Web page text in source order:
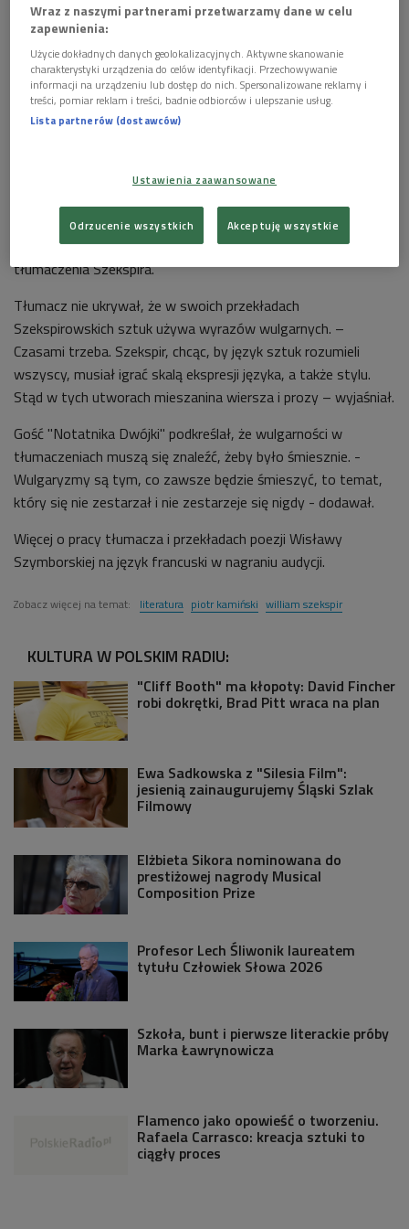
tłumaczenie literatury angielskiej i francuskiej na język polski.
W rozmowie z Barbarą Schabowską opowiadał o sztuce
tłumaczenia Szekspira.
Tłumacz nie ukrywał, że w swoich przekładach
Szekspirowskich sztuk używa wyrazów wulgarnych. –
Czasami trzeba. Szekspir, chcąc, by język sztuk rozumieli
wszyscy, musiał igrać skalą ekspresji języka, a także stylu.
Stąd w tych utworach mieszanina wiersza i prozy – wyjaśniał.
Gość "Notatnika Dwójki" podkreślał, że wulgarności w
tłumaczeniach muszą się znaleźć, żeby było śmiesznie. -
Wulgaryzmy są tym, co zawsze będzie śmieszyć, to temat,
który się nie zestarzał i nie zestarzeje się nigdy - dodawał.
Więcej o pracy tłumacza i przekładach poezji Wisławy
Szymborskiej na język francuski w nagraniu audycji.
Zobacz więcej na temat: literatura piotr kamiński william szekspir
KULTURA W POLSKIM RADIU:
"Cliff Booth" ma kłopoty: David Fincher
robi dokrętki, Brad Pitt wraca na plan
Ewa Sadkowska z "Silesia Film":
jesienią zainaugurujemy Śląski Szlak
Filmowy
Elżbieta Sikora nominowana do
prestiżowej nagrody Musical
Composition Prize
Profesor Lech Śliwonik laureatem
tytułu Człowiek Słowa 2026
Szkoła, bunt i pierwsze literackie próby
Marka Ławrynowicza
Flamenco jako opowieść o tworzeniu.
Rafaela Carrasco: kreacja sztuki to
ciągły proces
Wraz z naszymi partnerami przetwarzamy dane w celu
zapewnienia:
Użycie dokładnych danych geolokalizacyjnych. Aktywne skanowanie
charakterystyki urządzenia do celów identyfikacji. Przechowywanie
informacji na urządzeniu lub dostęp do nich. Spersonalizowane reklamy i
treści, pomiar reklam i treści, badnie odbiorców i ulepszanie usług.
Lista partnerów (dostawców)
Ustawienia zaawansowane
Odrzucenie wszystkich Akceptuję wszystkie